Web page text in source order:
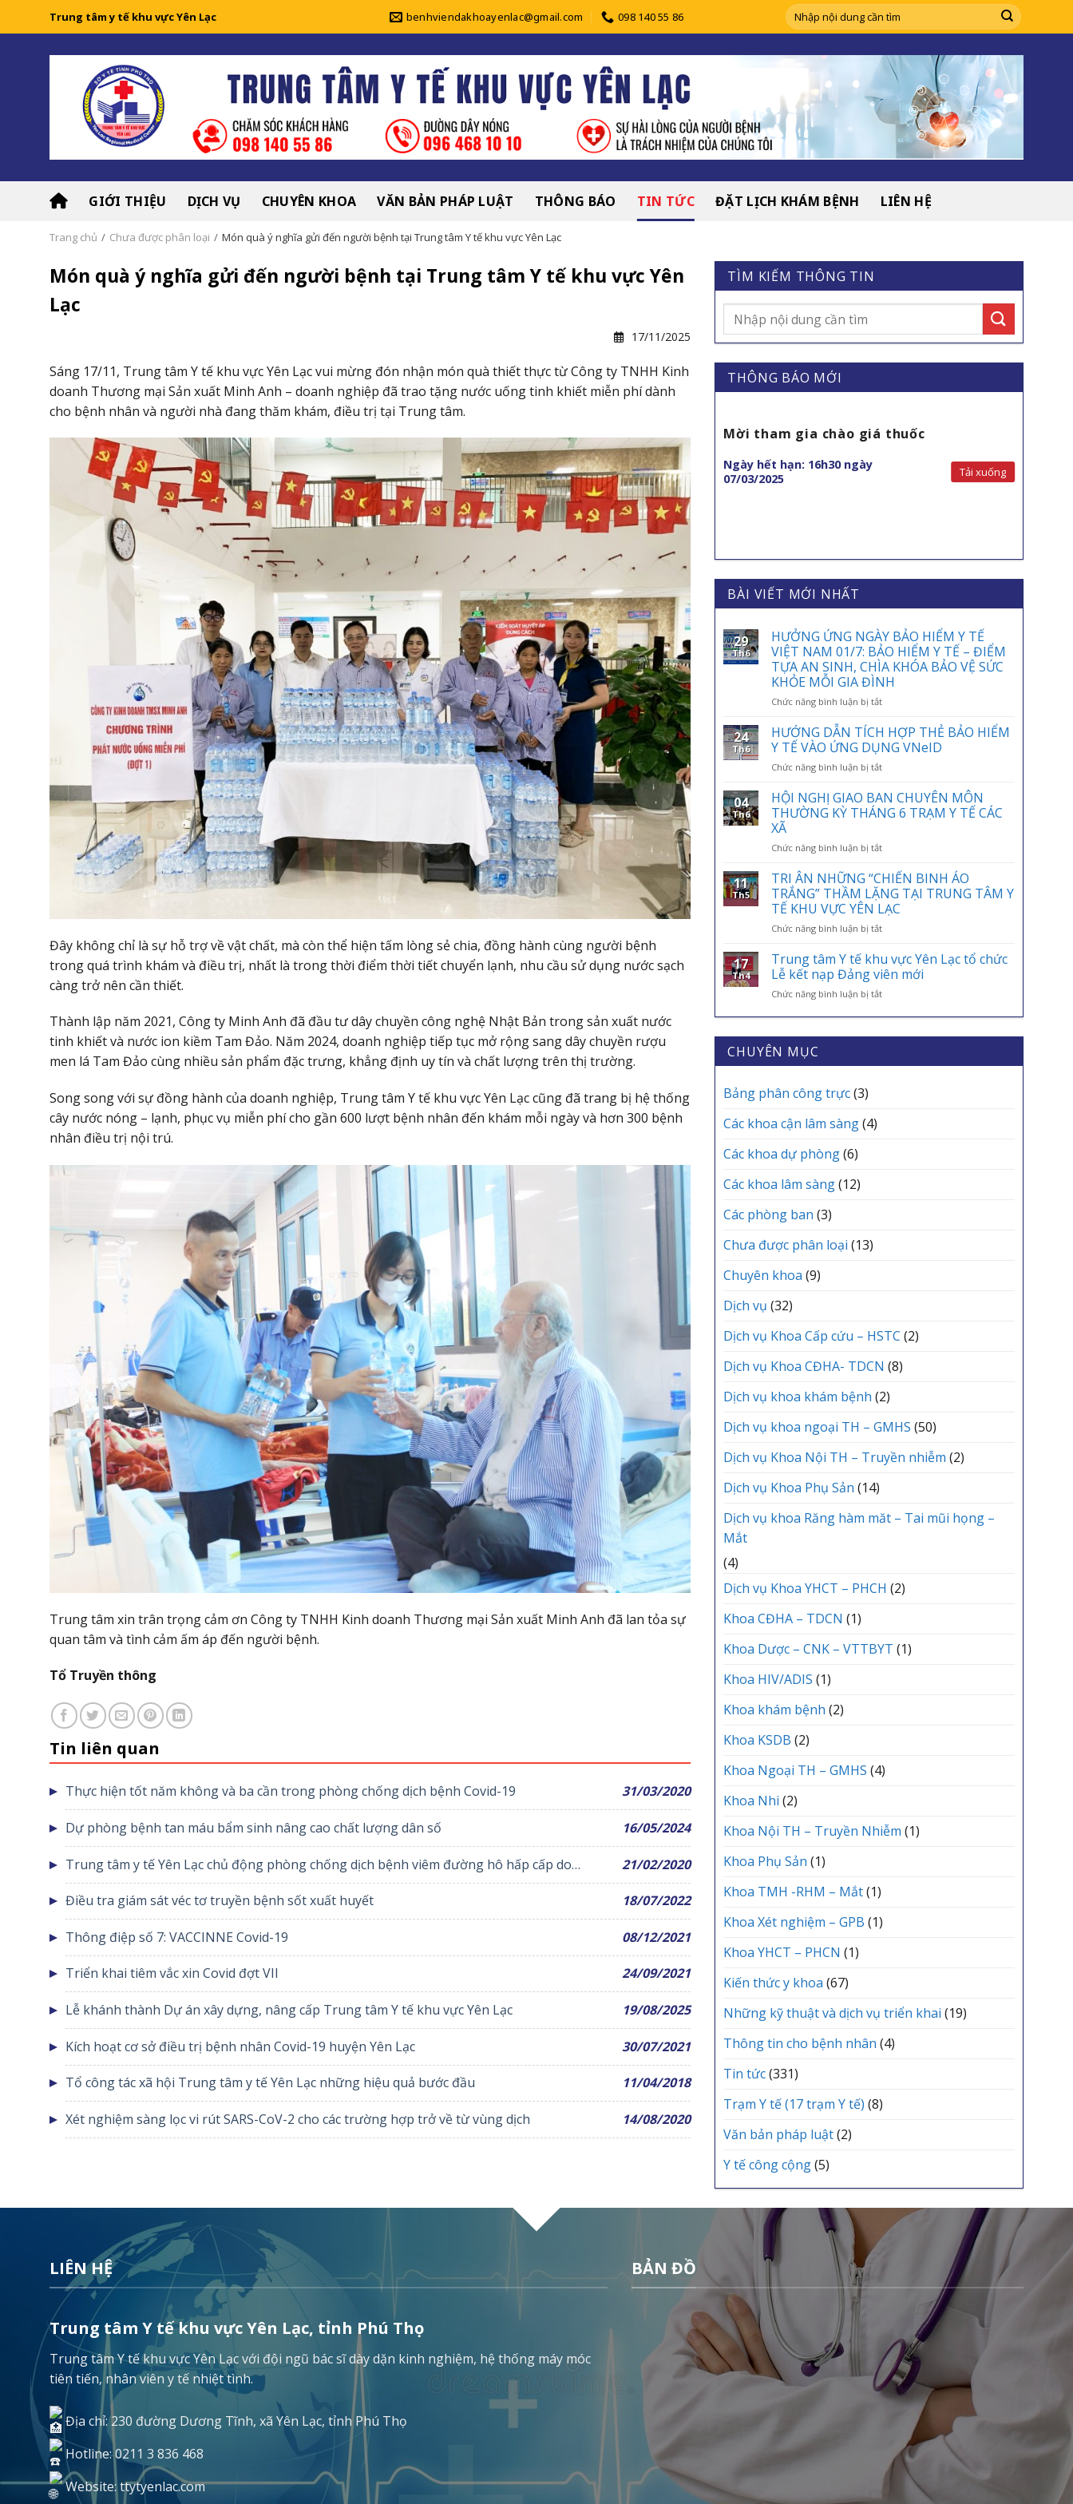
Trung tâm y tế khu vực Yên Lạc benhviendakhoayenlac@gmail.com 098 140 55 86
GIỚI THIỆU DỊCH VỤ CHUYÊN KHOA VĂN BẢN PHÁP LUẬT THÔNG BÁO TIN TỨC ĐẶT LỊCH KHÁM BỆNH LIÊN HỆ
Trang chủ / Chưa được phân loại / Món quà ý nghĩa gửi đến người bệnh tại Trung tâm Y tế khu vực Yên Lạc
Món quà ý nghĩa gửi đến người bệnh tại Trung tâm Y tế khu vực Yên
Lạc
17/11/2025
Sáng 17/11, Trung tâm Y tế khu vực Yên Lạc vui mừng đón nhận món quà thiết thực từ Công ty TNHH Kinh
doanh Thương mại Sản xuất Minh Anh – doanh nghiệp đã trao tặng nước uống tinh khiết miễn phí dành
cho bệnh nhân và người nhà đang thăm khám, điều trị tại Trung tâm.
Đây không chỉ là sự hỗ trợ về vật chất, mà còn thể hiện tấm lòng sẻ chia, đồng hành cùng người bệnh
trong quá trình khám và điều trị, nhất là trong thời điểm thời tiết chuyển lạnh, nhu cầu sử dụng nước sạch
càng trở nên cần thiết.
Thành lập năm 2021, Công ty Minh Anh đã đầu tư dây chuyền công nghệ Nhật Bản trong sản xuất nước
tinh khiết và nước ion kiềm Tam Đảo. Năm 2024, doanh nghiệp tiếp tục mở rộng sang dây chuyền rượu
men lá Tam Đảo cùng nhiều sản phẩm đặc trưng, khẳng định uy tín và chất lượng trên thị trường.
Song song với sự đồng hành của doanh nghiệp, Trung tâm Y tế khu vực Yên Lạc cũng đã trang bị hệ thống
cây nước nóng – lạnh, phục vụ miễn phí cho gần 600 lượt bệnh nhân đến khám mỗi ngày và hơn 300 bệnh
nhân điều trị nội trú.
Trung tâm xin trân trọng cảm ơn Công ty TNHH Kinh doanh Thương mại Sản xuất Minh Anh đã lan tỏa sự
quan tâm và tình cảm ấm áp đến người bệnh.
Tổ Truyền thông
Tin liên quan
Thực hiện tốt năm không và ba cần trong phòng chống dịch bệnh Covid-19 31/03/2020
Dự phòng bệnh tan máu bẩm sinh nâng cao chất lượng dân số 16/05/2024
Trung tâm y tế Yên Lạc chủ động phòng chống dịch bệnh viêm đường hô hấp cấp do
chủng mới của vi rút Corona
21/02/2020
Điều tra giám sát véc tơ truyền bệnh sốt xuất huyết 18/07/2022
Thông điệp số 7: VACCINNE Covid-19 08/12/2021
Triển khai tiêm vắc xin Covid đợt VII 24/09/2021
Lễ khánh thành Dự án xây dựng, nâng cấp Trung tâm Y tế khu vực Yên Lạc 19/08/2025
Kích hoạt cơ sở điều trị bệnh nhân Covid-19 huyện Yên Lạc 30/07/2021
Tổ công tác xã hội Trung tâm y tế Yên Lạc những hiệu quả bước đầu 11/04/2018
Xét nghiệm sàng lọc vi rút SARS-CoV-2 cho các trường hợp trở về từ vùng dịch 14/08/2020
TÌM KIẾM THÔNG TIN
THÔNG BÁO MỚI
Mời tham gia chào giá thuốc
Ngày hết hạn: 16h30 ngày
07/03/2025
Tải xuống
thực hành
hành khám
Thư mời báo giá cho gói thầu thay thế
vật tư hệ thống lọc nước phục vụ công
tác chuyên môn tại trung tâm y tế khu
vực Yên Lạc
Ngày hết hạn: 25-07-2026 Tải xuống
Thư mới chào giá Bộ xử lý hình ảnh và
ống soi mềm
Ngày hết hạn: 31/07/2026 Tải xuống
BÀI VIẾT MỚI NHẤT
29
Th6
HƯỞNG ỨNG NGÀY BẢO HIỂM Y TẾ
VIỆT NAM 01/7: BẢO HIỂM Y TẾ – ĐIỂM
TỰA AN SINH, CHÌA KHÓA BẢO VỆ SỨC
KHỎE MỖI GIA ĐÌNH
Chức năng bình luận bị tắtở
ỨNG
NGÀY
BẢO
HIỂM
TẾ
VIỆT
BẢO
Y
TẾ
ĐIỂM
TỰA
SINH,
CHÌA
BẢO
KHỎE
GIA
24
Th6
HƯỚNG DẪN TÍCH HỢP THẺ BẢO HIỂM
Y TẾ VÀO ỨNG DỤNG VNeID
Chức năng bình luận bị tắtở
DẪN
TÍCH
HỢP
BẢO
Y
TẾ
VÀO
ỨNG
DỤNG
04
Th6
HỘI NGHỊ GIAO BAN CHUYÊN MÔN
THƯỜNG KỲ THÁNG 6 TRẠM Y TẾ CÁC
XÃ
Chức năng bình luận bị tắtở
NGHỊ
GIAO
BAN
CHUYÊN
MÔN
KỲ
THÁNG
6
TRẠM
CÁC
11
Th5
TRI ÂN NHỮNG “CHIẾN BINH ÁO
TRẮNG” THẦM LẶNG TẠI TRUNG TÂM Y
TẾ KHU VỰC YÊN LẠC
Chức năng bình luận bị tắtở
ÂN
NHỮNG
“CHIẾN
BINH
TRẮNG”
THẦM
17
Th4
Trung tâm Y tế khu vực Yên Lạc tổ chức
Lễ kết nạp Đảng viên mới
Chức năng bình luận bị tắtở
tâm
CHUYÊN MỤC
Bảng phân công trực(3)
Các khoa cận lâm sàng(4)
Các khoa dự phòng(6)
Các khoa lâm sàng(12)
Các phòng ban (3)
Chưa được phân loại (13)
Chuyên khoa (9)
Dịch vụ (32)
Dịch vụ Khoa Cấp cứu – HSTC (2)
Dịch vụ Khoa CĐHA- TDCN (8)
Dịch vụ khoa khám bệnh (2)
Dịch vụ khoa ngoại TH – GMHS (50)
Dịch vụ Khoa Nội TH – Truyền nhiễm (2)
Dịch vụ Khoa Phụ Sản (14)
Dịch vụ khoa Răng hàm măt – Tai mũi họng –
Mắt
(4)
Dịch vụ Khoa YHCT – PHCH (2)
Khoa CĐHA – TDCN (1)
Khoa Dược – CNK – VTTBYT (1)
Khoa HIV/ADIS (1)
Khoa khám bệnh (2)
Khoa KSDB (2)
Khoa Ngoại TH – GMHS (4)
Khoa Nhi (2)
Khoa Nội TH – Truyền Nhiễm (1)
Khoa Phụ Sản (1)
Khoa TMH -RHM – Mắt(1)
Khoa Xét nghiệm – GPB (1)
Khoa YHCT – PHCN (1)
Kiến thức y khoa (67)
Những kỹ thuật và dịch vụ triển khai (19)
Thông tin cho bệnh nhân (4)
Tin tức(331)
Trạm Y tế (17 trạm Y tế) (8)
Văn bản pháp luật(2)
Y tế công cộng(5)
LIÊN HỆ
Trung tâm Y tế khu vực Yên Lạc, tỉnh Phú Thọ
Trung tâm Y tế khu vực Yên Lạc với đội ngũ bác sĩ dày dặn kinh nghiệm, hệ thống máy móc
tiên tiến, nhân viên y tế nhiệt tình.
Địa chỉ: 230 đường Dương Tĩnh, xã Yên Lạc, tỉnh Phú Thọ
Hotline: 0211 3 836 468
Website: ttytyenlac.com
BẢN ĐỒ